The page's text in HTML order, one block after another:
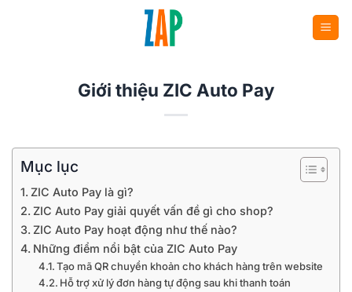
Giới thiệu ZIC Auto Pay
Mục lục
ZIC Auto Pay là gì?
ZIC Auto Pay giải quyết vấn đề gì cho shop?
ZIC Auto Pay hoạt động như thế nào?
Những điểm nổi bật của ZIC Auto Pay
Tạo mã QR chuyển khoản cho khách hàng trên website
Hỗ trợ xử lý đơn hàng tự động sau khi thanh toán